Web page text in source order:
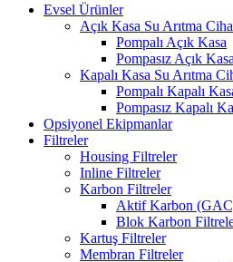
Evsel Ürünler
Açık Kasa Su Arıtma
Pompalı Açık Kasa
Pompasız Açık Kasa
Kapalı Kasa Su Arıtma
Pompalı Kapalı
Pompasız Kapalı
Opsiyonel Ekipmanlar
Filtreler
Housing Filtreler
Inline Filtreler
Karbon Filtreler
Aktif Karbon
Blok Karbon
Kartuş Filtreler
Membran Filtreler